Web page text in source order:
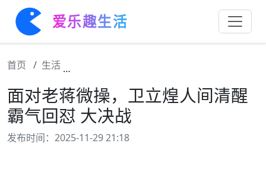
爱乐趣生活
首页 生活
面对老蒋微操，卫立煌人间清醒
霸气回怼 大决战
发布时间：2025-11-29 21:18